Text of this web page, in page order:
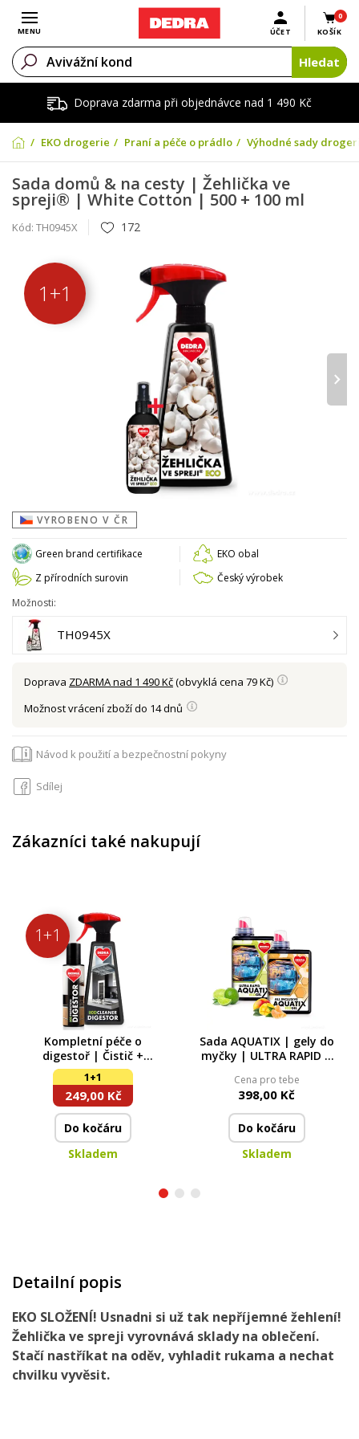
Doprava zdarma při objednávce nad 1 490 Kč
Otevřít menu
MENU
0
KOŠÍK
ÚČET
Hledat
EKO drogerie Praní a péče o prádlo Výhodné sady
Sada domů & na cesty | Žehlička ve
spreji® | White Cotton | 500 + 100 ml
Kód: TH0945X 172
1+1
›
VYROBENO V ČR
Green brand certifikace
EKO obal
Z přírodních surovin
Český výrobek
Možnosti:
TH0945X
Doprava ZDARMA nad 1 490 Kč(obvyklá cena 79 Kč)
Možnost vrácení zboží do 14 dnů
Návod k použití a bezpečnostní pokyny
Sdílej
Zákazníci také nakupují
1+1
Kompletní péče o
digestoř | Čistič +
impregnační sprej | 500
ml + 200 ml
1+1
249,00 Kč
Do kočáru
Skladem
Sada AQUATIX | gely do
myčky | ULTRA RAPID +
mytí
Cena pro tebe
398,00 Kč
Do kočáru
Skladem
Detailní popis
EKO SLOŽENÍ! Usnadni si už tak nepříjemné žehlení!
Žehlička ve spreji vyrovnává sklady na oblečení.
Stačí nastříkat na oděv, vyhladit rukama a nechat
chvilku vyvěsit.